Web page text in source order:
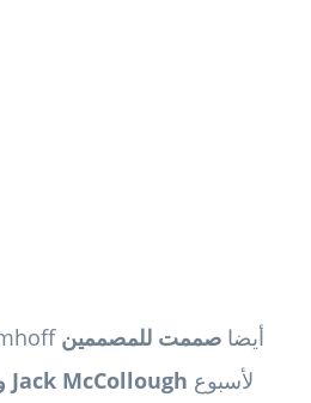
في وقت سابق ، كان Emhoff أيضا صممت للمصممين
Lazaro Hernandez و Jack McCollough